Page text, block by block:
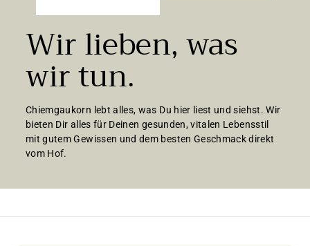
Wir lieben, was
wir tun.
Chiemgaukorn lebt alles, was Du hier liest und siehst. Wir
bieten Dir alles für Deinen gesunden, vitalen Lebensstil
mit gutem Gewissen und dem besten Geschmack direkt
vom Hof.